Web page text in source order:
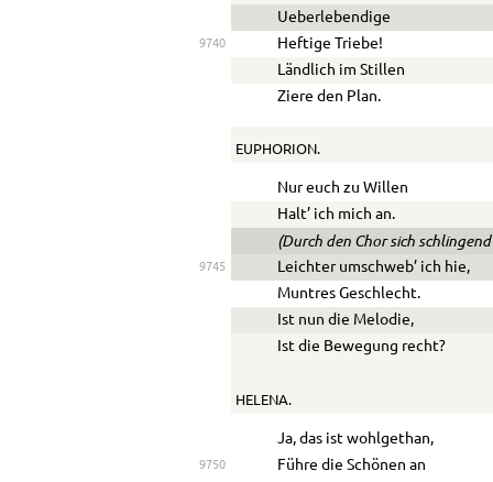
Ueberlebendige
9740
Heftige Triebe!
Ländlich im Stillen
Ziere den Plan.
EUPHORION.
Nur euch zu Willen
Halt’ ich mich an.
(Durch den Chor sich
9745
Leichter umschweb’ ich hie,
Muntres Geschlecht.
Ist nun die Melodie,
Ist die Bewegung recht?
HELENA.
Ja, das ist wohlgethan,
9750
Führe die Schönen an